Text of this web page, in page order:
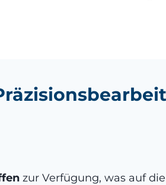
zur Verfügung, was auf